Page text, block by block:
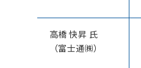
高橋 快昇 氏
（富士通㈱）